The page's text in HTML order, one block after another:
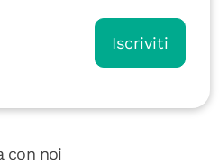
Iscriviti
con noi